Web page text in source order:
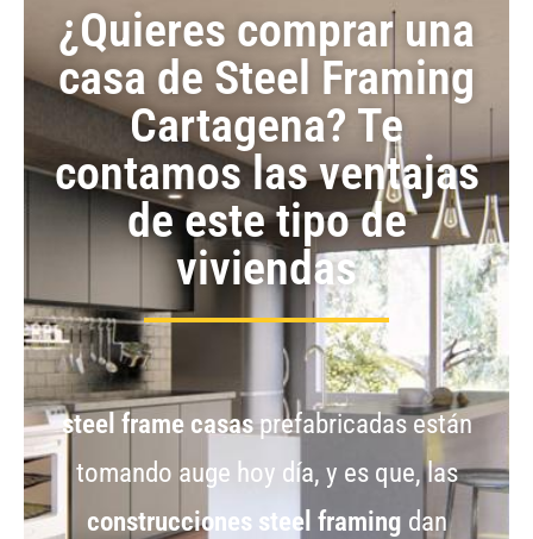
¿Quieres comprar una
casa de Steel Framing
Cartagena? Te
contamos las ventajas
de este tipo de
viviendas
steel frame casasprefabricadas están
tomando auge hoy día, y es que, las
construcciones steel framing dan